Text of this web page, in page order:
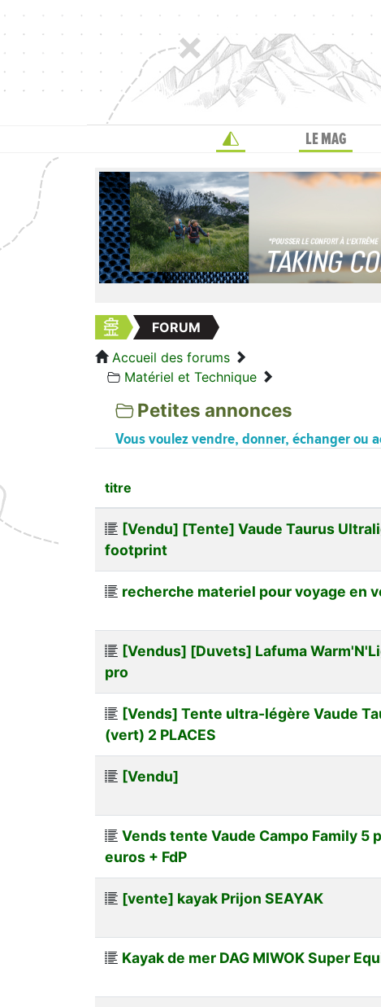
LE MAG
FORUM
Accueil des forums
Matériel et Technique
Petites annonces
Vous voulez vendre, donner, échanger ou
titre
[Vendu] [Tente] Vaude Taurus
footprint
recherche materiel pour voyage en
[Vendus] [Duvets] Lafuma
pro
[Vends] Tente ultra-légère Vaude
(vert) 2 PLACES
[Vendu]
Vends tente Vaude Campo Family 5
euros + FdP
[vente] kayak Prijon SEAYAK
Kayak de mer DAG MIWOK Super